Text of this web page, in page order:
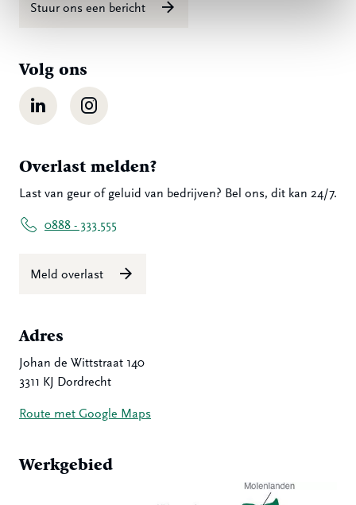
Stuur ons een bericht
Volg ons
LinkedIn Instagram
Overlast melden?
Last van geur of geluid van bedrijven? Bel ons, dit kan 24/7.
0888 - 333 555
Meld overlast
Adres
Johan de Wittstraat 140
3311 KJ Dordrecht
Route met Google Maps
Werkgebied